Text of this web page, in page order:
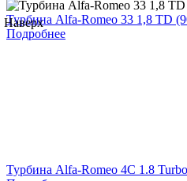
Турбина Alfa-Romeo 33 1,8 TD
Подробнее
Турбина Alfa-Romeo 4C 1.8
Наверх